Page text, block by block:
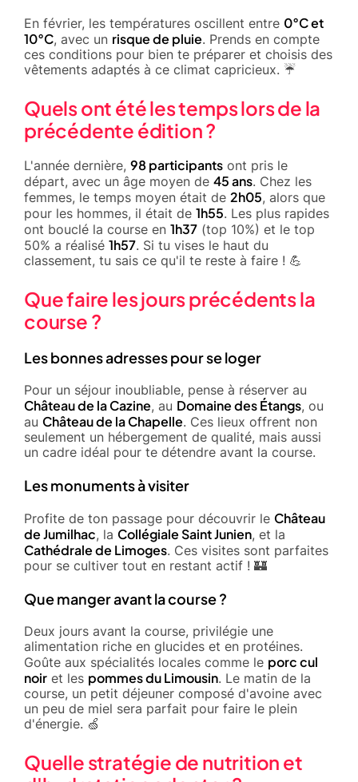
En février, les températures oscillent entre 0°C et
10°C, avec un risque de pluie. Prends en compte
ces conditions pour bien te préparer et choisis des
vêtements adaptés à ce climat capricieux. ☔
Quels ont été les temps lors de la
précédente édition ?
L'année dernière, 98 participants ont pris le
départ, avec un âge moyen de 45 ans. Chez les
femmes, le temps moyen était de 2h05, alors que
pour les hommes, il était de 1h55. Les plus rapides
ont bouclé la course en 1h37 (top 10%) et le top
50% a réalisé 1h57. Si tu vises le haut du
classement, tu sais ce qu'il te reste à faire ! 💪
Que faire les jours précédents la
course ?
Les bonnes adresses pour se loger
Pour un séjour inoubliable, pense à réserver au
Château de la Cazine, au Domaine des Étangs, ou
au Château de la Chapelle. Ces lieux offrent non
seulement un hébergement de qualité, mais aussi
un cadre idéal pour te détendre avant la course.
Les monuments à visiter
Profite de ton passage pour découvrir le Château
de Jumilhac, la Collégiale Saint Junien, et la
Cathédrale de Limoges. Ces visites sont parfaites
pour se cultiver tout en restant actif ! 🏰
Que manger avant la course ?
Deux jours avant la course, privilégie une
alimentation riche en glucides et en protéines.
Goûte aux spécialités locales comme le porc cul
noir et les pommes du Limousin. Le matin de la
course, un petit déjeuner composé d'avoine avec
un peu de miel sera parfait pour faire le plein
d'énergie. 🍏
Quelle stratégie de nutrition et